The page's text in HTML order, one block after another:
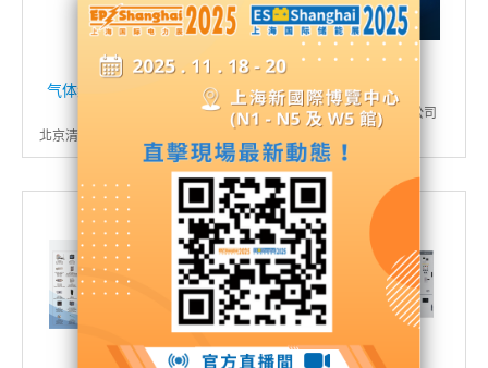
气体绝缘环网柜（环保气
北京清畅电力技术股份有限公司
智能设备
伊顿（中国）投资有限公司